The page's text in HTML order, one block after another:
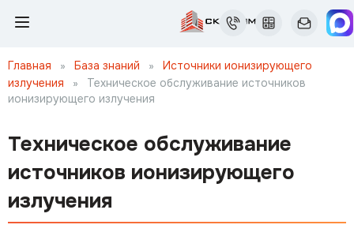
Главная » База знаний »
Источники ионизирующего
излучения
»
Техническое обслуживание источников
ионизирующего излучения
Техническое обслуживание
источников ионизирующего
излучения